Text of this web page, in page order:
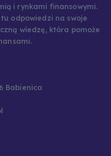
i rynkami finansowymi.
odpowiedzi na swoje
wiedzę, która pomoże
Babienica